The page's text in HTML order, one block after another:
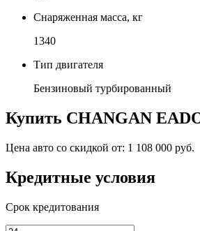
Снаряженная масса, кг
1340
Тип двигателя
Бензиновый турбированный
Купить CHANGAN
Цена авто со скидкой от: 1 108 000 руб.
Кредитные условия
Срок кредитования